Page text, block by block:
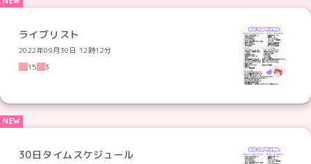
ライブリスト
2022年09月30日 12時12分
15
3
30日タイムスケジュール